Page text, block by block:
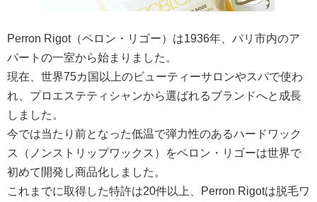
Perron Rigot（ペロン・リゴー）は1936年、パリ市内のア
パートの一室から始まりました。
現在、世界75カ国以上のビューティーサロンやスパで使わ
れ、プロエステティシャンから選ばれるブランドへと成長
しました。
今では当たり前となった低温で弾力性のあるハードワック
ス（ノンストリップワックス）をペロン・リゴーは世界で
初めて開発し商品化しました。
これまでに取得した特許は20件以上、Perron Rigotは脱毛ワ